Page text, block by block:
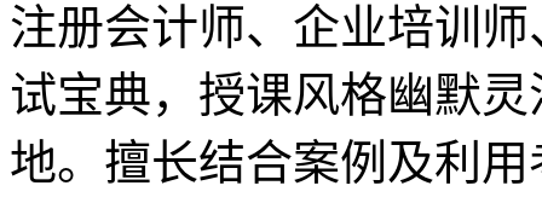
注册会计师、企业培训
试宝典，授课风格幽默
地。擅长结合案例及利